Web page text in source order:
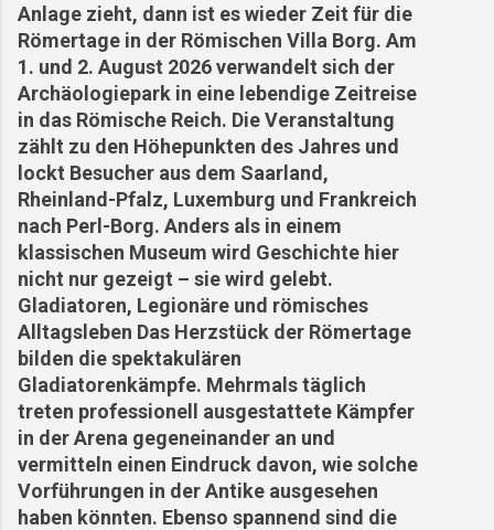
Anlage zieht, dann ist es wieder Zeit für die
Römertage in der Römischen Villa Borg. Am
1. und 2. August 2026 verwandelt sich der
Archäologiepark in eine lebendige Zeitreise
in das Römische Reich. Die Veranstaltung
zählt zu den Höhepunkten des Jahres und
lockt Besucher aus dem Saarland,
Rheinland-Pfalz, Luxemburg und Frankreich
nach Perl-Borg. Anders als in einem
klassischen Museum wird Geschichte hier
nicht nur gezeigt – sie wird gelebt.
Gladiatoren, Legionäre und römisches
Alltagsleben Das Herzstück der Römertage
bilden die spektakulären
Gladiatorenkämpfe. Mehrmals täglich
treten professionell ausgestattete Kämpfer
in der Arena gegeneinander an und
vermitteln einen Eindruck davon, wie solche
Vorführungen in der Antike ausgesehen
haben könnten. Ebenso spannend sind die